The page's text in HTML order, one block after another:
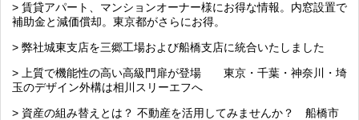
> 賃貸アパート、マンションオーナー様にお得な情報。内窓設置で
補助金と減価償却。東京都がさらにお得。
> 弊社城東支店を三郷工場および船橋支店に統合いたしました
> 上質で機能性の高い高級門扉が登場 東京・千葉・神奈川・埼
玉のデザイン外構は相川スリーエフへ
> 資産の組み替えとは？ 不動産を活用してみませんか？ 船橋市